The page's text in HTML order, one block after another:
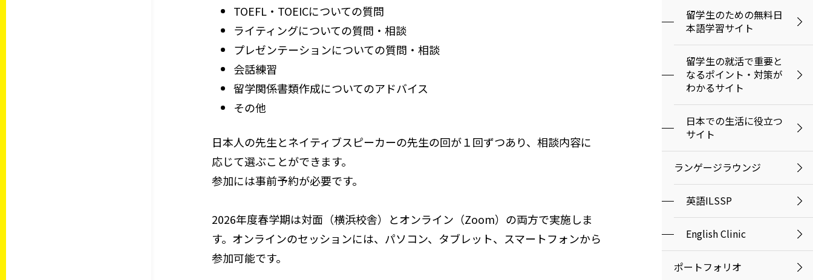
TOEFL・TOEICについての質問
ライティングについての質問・相談
プレゼンテーションについての質問・相談
会話練習
留学関係書類作成についてのアドバイス
その他
日本人の先生とネイティブスピーカーの先生の回が１回ずつあり、相談内容に
応じて選ぶことができます。
参加には事前予約が必要です。
2026年度春学期は対面（横浜校舎）とオンライン（Zoom）の両方で実施しま
す。オンラインのセッションには、パソコン、タブレット、スマートフォンから
参加可能です。
留学生のための無料日
本語学習サイト
留学生の就活で重要と
なるポイント・対策が
わかるサイト
日本での生活に役立つ
サイト
ランゲージラウンジ
英語ILSSP
English Clinic
ポートフォリオ